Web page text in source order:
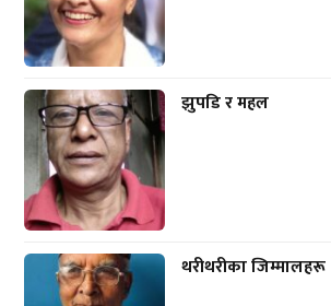
झुपडि र महल
थरीथरीका जिम्मालहरू